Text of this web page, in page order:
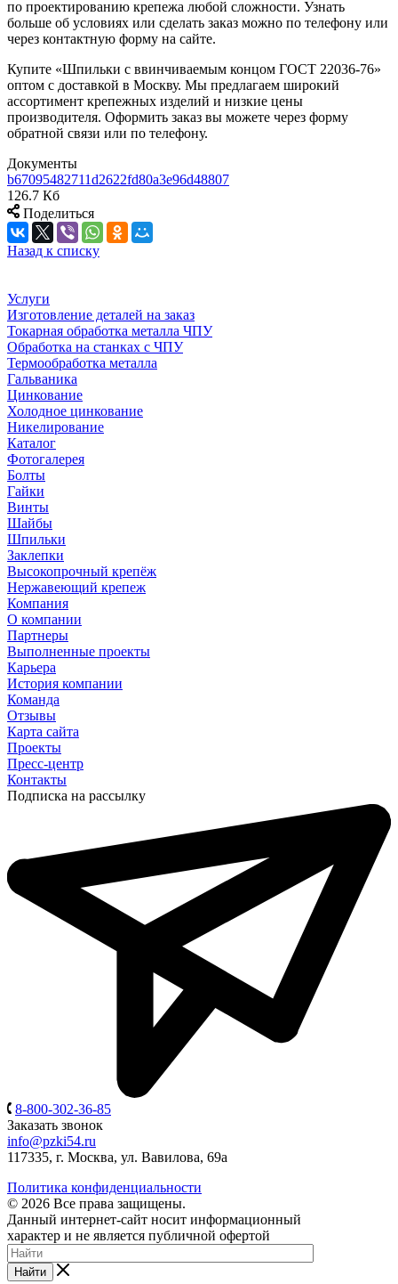
по проектированию крепежа любой сложности. Узнать
больше об условиях или сделать заказ можно по телефону или
через контактную форму на сайте.
Купите «Шпильки с ввинчиваемым концом ГОСТ 22036-76»
оптом с доставкой в Москву. Мы предлагаем широкий
ассортимент крепежных изделий и низкие цены
производителя. Оформить заказ вы можете через форму
обратной связи или по телефону.
Документы
b67095482711d2622fd80a3e96d48807
126.7 Кб
Поделиться
Назад к списку
Услуги
Изготовление деталей на заказ
Токарная обработка металла ЧПУ
Обработка на станках с ЧПУ
Термообработка металла
Гальваника
Цинкование
Холодное цинкование
Никелирование
Каталог
Фотогалерея
Болты
Гайки
Винты
Шайбы
Шпильки
Заклепки
Высокопрочный крепёж
Нержавеющий крепеж
Компания
О компании
Партнеры
Выполненные проекты
Карьера
История компании
Команда
Отзывы
Карта сайта
Проекты
Пресс-центр
Контакты
Подписка на рассылку
8-800-302-36-85
Заказать звонок
info@pzki54.ru
117335, г. Москва, ул. Вавилова, 69а
Политика конфиденциальности
© 2026 Все права защищены.
Данный интернет-сайт носит информационный
характер и не является публичной офертой
Найти